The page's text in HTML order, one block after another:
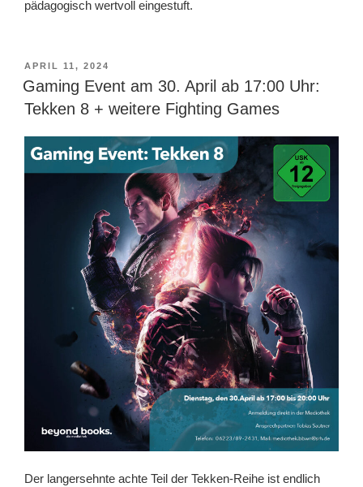
pädagogisch wertvoll eingestuft.
VERÖFFENTLICHT
AM
APRIL 11, 2024
Gaming Event am 30. April ab 17:00 Uhr:
Tekken 8 + weitere Fighting Games
Der langersehnte achte Teil der Tekken-Reihe ist endlich